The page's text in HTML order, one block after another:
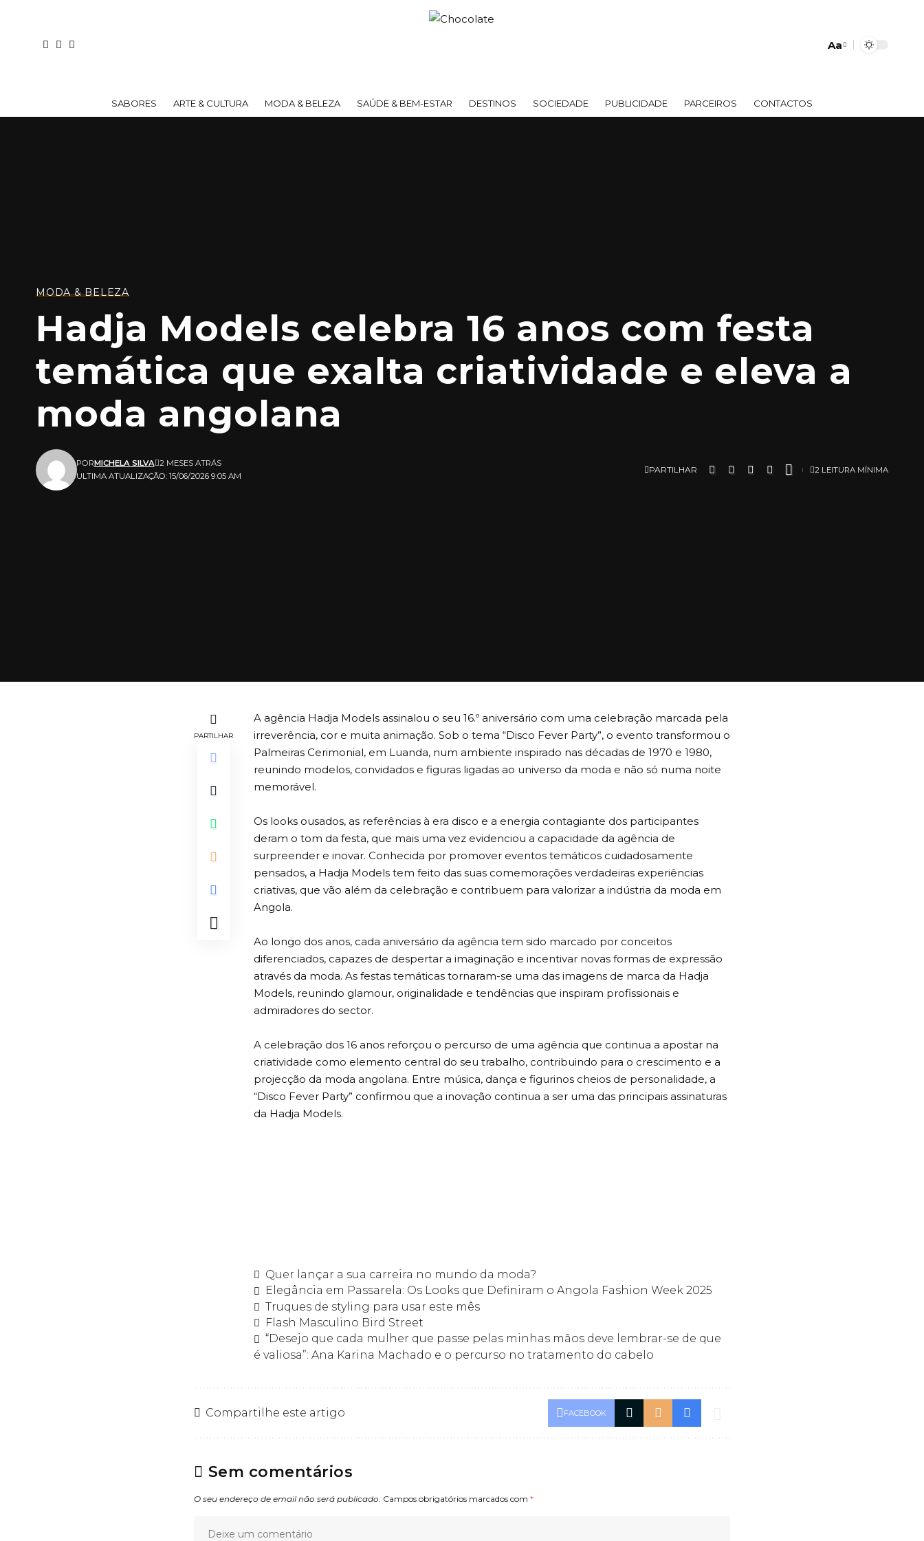
Aa
SABORES ARTE & CULTURA MODA & BELEZA SAÚDE & BEM-ESTAR DESTINOS SOCIEDADE PUBLICIDADE PARCEIROS CONTACTOS
MODA & BELEZA
Hadja Models celebra 16 anos com festa
temática que exalta criatividade e eleva a
moda angolana
ULTIMA ATUALIZAÇÃO: 15/06/2026 9:05 AM
PORMICHELA SILVA 2 MESES ATRÁS
PARTILHAR 2 LEITURA MÍNIMA
PARTILHAR
A agência Hadja Models assinalou o seu 16.º aniversário com uma celebração marcada pela
irreverência, cor e muita animação. Sob o tema “Disco Fever Party”, o evento transformou o
Palmeiras Cerimonial, em Luanda, num ambiente inspirado nas décadas de 1970 e 1980,
reunindo modelos, convidados e figuras ligadas ao universo da moda e não só numa noite
memorável.
Os looks ousados, as referências à era disco e a energia contagiante dos participantes
deram o tom da festa, que mais uma vez evidenciou a capacidade da agência de
surpreender e inovar. Conhecida por promover eventos temáticos cuidadosamente
pensados, a Hadja Models tem feito das suas comemorações verdadeiras experiências
criativas, que vão além da celebração e contribuem para valorizar a indústria da moda em
Angola.
Ao longo dos anos, cada aniversário da agência tem sido marcado por conceitos
diferenciados, capazes de despertar a imaginação e incentivar novas formas de expressão
através da moda. As festas temáticas tornaram-se uma das imagens de marca da Hadja
Models, reunindo glamour, originalidade e tendências que inspiram profissionais e
admiradores do sector.
A celebração dos 16 anos reforçou o percurso de uma agência que continua a apostar na
criatividade como elemento central do seu trabalho, contribuindo para o crescimento e a
projecção da moda angolana. Entre música, dança e figurinos cheios de personalidade, a
“Disco Fever Party” confirmou que a inovação continua a ser uma das principais assinaturas
da Hadja Models.
Quer lançar a sua carreira no mundo da moda?
Elegância em Passarela: Os Looks que Definiram o Angola Fashion Week 2025
Truques de styling para usar este mês
Flash Masculino Bird Street
“Desejo que cada mulher que passe pelas minhas mãos deve lembrar-se de que
é valiosa”: Ana Karina Machado e o percurso no tratamento do cabelo
Compartilhe este artigo FACEBOOK
Sem comentários
O seu endereço de email não será publicado. Campos obrigatórios marcados com *